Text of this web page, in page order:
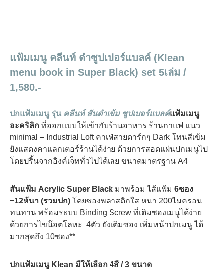
แฟ้มเมนู คลีนท์ ดำซูปเปอร์แบลค์ (Klean
menu book in Super Black) set 5เล่ม /
1,580.-
ปกแฟ้มเมนู รุ่น คลีนท์ สันดำเข้ม ซูปเบอร์แบลค์แฟ้มเมนู
อะคริลิก ที่ออกแบบให้เข้ากับร้านอาหาร ร้านกาแฟ แนว
minimal – Industrial Loft คาเฟ่สายดาร์กๆ Dark โทนสีเข้ม
ยังแสดงคาแลกเตอร์ร้านได้ง่าย ด้วยการสอดแผ่นปกเมนูไป
โดยปริ้นจากอิงค์เจ็ททั่วไปได้เลย ขนาดมาตรฐาน A4
สันแฟ้ม Acrylic Super Black มาพร้อม ไส้แฟ้ม 6ซอง
=12ห้นา (รวมปก) โดยซองพลาสติกใส หนา 200ไมครอน
ทนทาน พร้อมระบบ Binding Screw ที่เติมซองเมนูได้ง่าย
ด้วยการไขน๊อตโลหะ 4ตัว ยังเติมซอง เพิ่มหน้าปกเมนู ได้
มากสุดถึง 10ซอง**
ปกแฟ้มเมนู Klean มีให้เลือก 4สี / 3 ขนาด